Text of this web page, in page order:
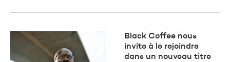
Black Coffee nous
invite à le rejoindre
dans un nouveau titre